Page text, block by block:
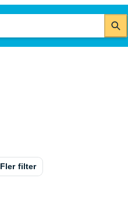
Fler filter